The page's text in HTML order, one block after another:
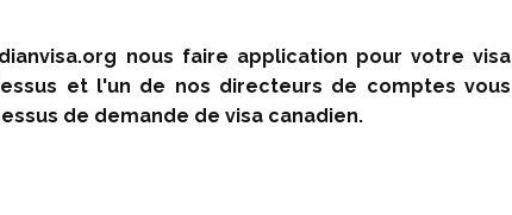
nous faire application pour votre visa
et l'un de nos directeurs de comptes vous
de demande de visa canadien.